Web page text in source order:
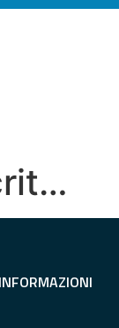
INFORMAZIONI